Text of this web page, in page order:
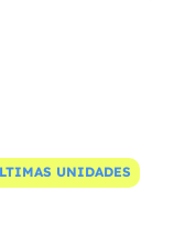
UNIDADES